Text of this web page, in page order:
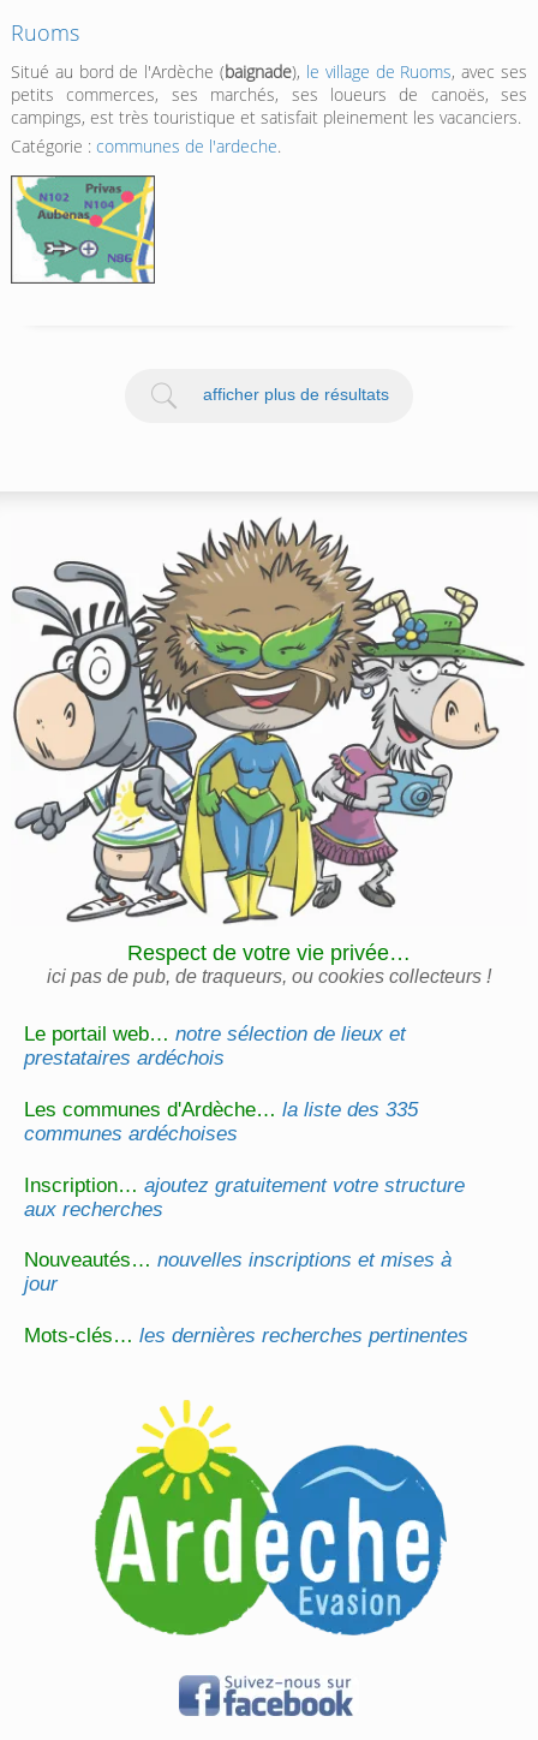
Ruoms
Situé au bord de l'Ardèche (baignade), le village de Ruoms, avec ses
petits commerces, ses marchés, ses loueurs de canoës, ses
campings, est très touristique et satisfait pleinement les vacanciers.
Catégorie : communes de l'ardeche.
afficher plus de résultats
Le portail web…notre sélection de lieux et
prestataires ardéchois
Les communes d'Ardèche…la liste des 335
communes ardéchoises
Inscription…ajoutez gratuitement votre structure
aux recherches
Nouveautés…nouvelles inscriptions et mises à
jour
Mots-clés…les dernières recherches pertinentes
Respect de votre vie privée…
ici pas de pub, de traqueurs, ou cookies collecteurs !